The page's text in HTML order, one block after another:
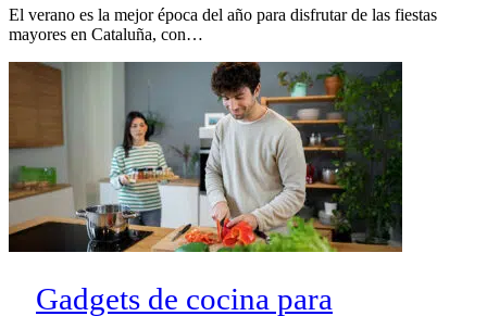
El verano es la mejor época del año para disfrutar de las fiestas
mayores en Cataluña, con…
Gadgets de cocina para